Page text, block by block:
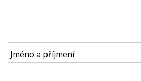
Jméno a příjmení